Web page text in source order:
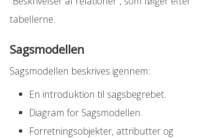
tabellerne.
Sagsmodellen
Sagsmodellen beskrives igennem:
En introduktion til sagsbegrebet.
Diagram for Sagsmodellen.
Forretningsobjekter, attributter og